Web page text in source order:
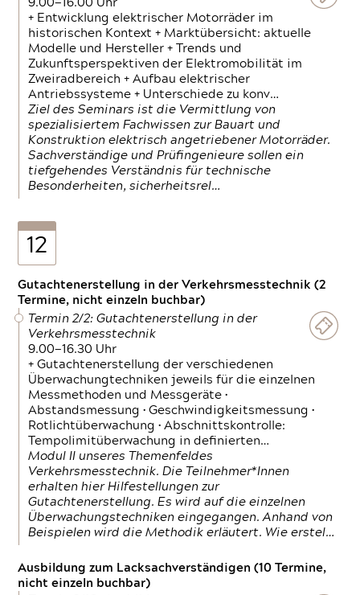
9.00—16.00 Uhr
+ Entwicklung elektrischer Motorräder im
historischen Kontext + Marktübersicht: aktuelle
Modelle und Hersteller + Trends und
Zukunftsperspektiven der Elektromobilität im
Zweiradbereich + Aufbau elektrischer
Antriebssysteme + Unterschiede zu konv…
Ziel des Seminars ist die Vermittlung von
spezialisiertem Fachwissen zur Bauart und
Konstruktion elektrisch angetriebener Motorräder.
Sachverständige und Prüfingenieure sollen ein
tiefgehendes Verständnis für technische
Besonderheiten, sicherheitsrel…
12
Gutachtenerstellung in der Verkehrsmesstechnik (2
Termine, nicht einzeln buchbar)
Termin 2/2: Gutachtenerstellung in der
Verkehrsmesstechnik
9.00—16.30 Uhr
+ Gutachtenerstellung der verschiedenen
Überwachungtechniken jeweils für die einzelnen
Messmethoden und Messgeräte •
Abstandsmessung • Geschwindigkeitsmessung •
Rotlichtüberwachung • Abschnittskontrolle:
Tempolimitüberwachung in definierten…
Modul II unseres Themenfeldes
Verkehrsmesstechnik. Die Teilnehmer*Innen
erhalten hier Hilfestellungen zur
Gutachtenerstellung. Es wird auf die einzelnen
Überwachungstechniken eingegangen. Anhand von
Beispielen wird die Methodik erläutert. Wie erstel…
Ausbildung zum Lacksachverständigen (10 Termine,
nicht einzeln buchbar)